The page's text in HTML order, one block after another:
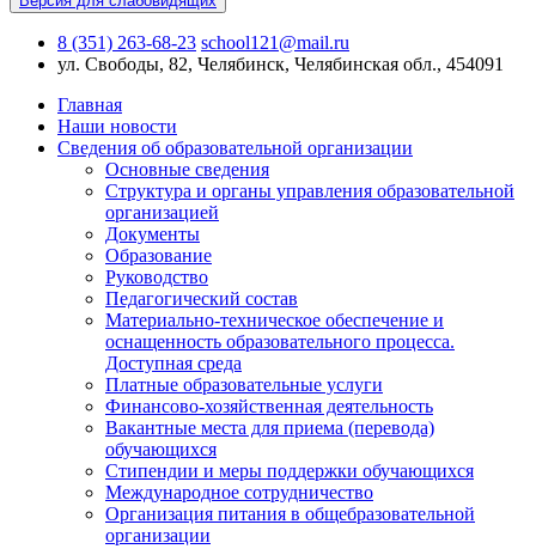
8 (351) 263-68-23 school121@mail.ru
ул. Свободы, 82, Челябинск, Челябинская обл., 454091
Главная
Наши новости
Сведения об образовательной организации
Основные сведения
Структура и органы управления образовательной
организацией
Документы
Образование
Руководство
Педагогический состав
Материально-техническое обеспечение и
оснащенность образовательного процесса.
Доступная среда
Платные образовательные услуги
Финансово-хозяйственная деятельность
Вакантные места для приема (перевода)
обучающихся
Стипендии и меры поддержки обучающихся
Международное сотрудничество
Организация питания в общебразовательной
организации